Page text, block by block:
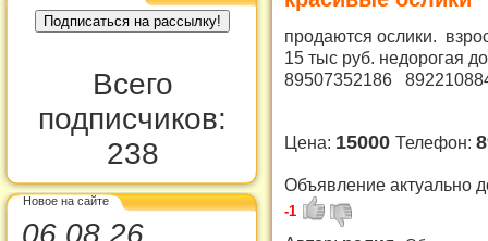
Всего
подписчиков:
238
Новое на сайте
06.08.26
продаются ослики.
15 тыс руб. недорогая
89507352186
Цена: 15000 Телефон:
Объявление актуально
-1